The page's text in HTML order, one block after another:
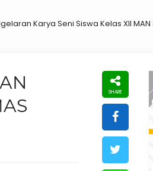
Karya Seni Siswa Kelas XII